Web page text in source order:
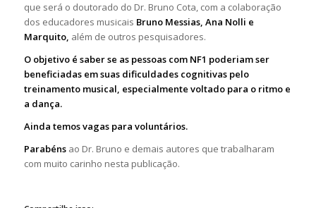
que será o doutorado do Dr. Bruno Cota, com a colaboração
dos educadores musicais Bruno Messias, Ana Nolli e
Marquito, além de outros pesquisadores.
O objetivo é saber se as pessoas com NF1 poderiam ser
beneficiadas em suas dificuldades cognitivas pelo
treinamento musical, especialmente voltado para o ritmo e
a dança.
Ainda temos vagas para voluntários.
Parabénsao Dr. Bruno e demais autores que trabalharam
com muito carinho nesta publicação.